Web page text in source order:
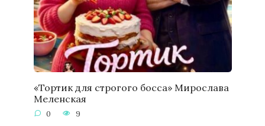
«Тортик для строгого босса» Мирослава
Меленская
0 9